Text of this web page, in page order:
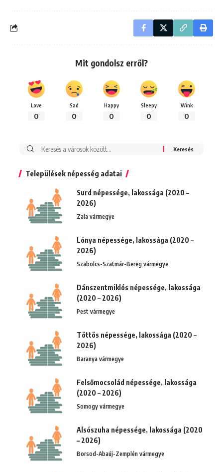
Mit gondolsz erről?
Love
0
Sad
0
Happy
0
Sleepy
0
Wink
0
Keresés:
Települések népesség adatai
Surd népessége, lakossága (2020 –
2026)
Zala vármegye
Lónya népessége, lakossága (2020 –
2026)
Szabolcs-Szatmár-Bereg vármegye
Dánszentmiklós népessége, lakossága
(2020 – 2026)
Pest vármegye
Töttös népessége, lakossága (2020 –
2026)
Baranya vármegye
Felsőmocsolád népessége, lakossága
(2020 – 2026)
Somogy vármegye
Alsószuha népessége, lakossága (2020
– 2026)
Borsod-Abaúj-Zemplén vármegye